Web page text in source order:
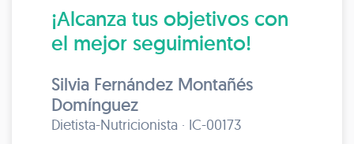
¡Alcanza tus objetivos con
el mejor seguimiento!
Silvia Fernández Montañés
Domínguez
Dietista-Nutricionista · IC-00173